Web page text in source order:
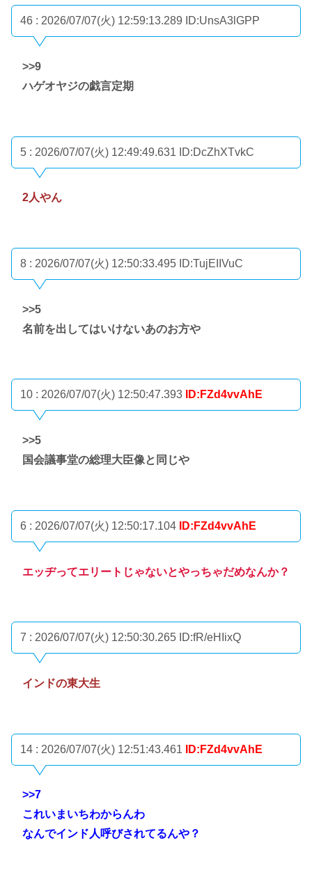
46 : 2026/07/07(火) 12:59:13.289 ID:UnsA3lGPP
>>9
ハゲオヤジの戯言定期
5 : 2026/07/07(火) 12:49:49.631 ID:DcZhXTvkC
2人やん
8 : 2026/07/07(火) 12:50:33.495 ID:TujEIIVuC
>>5
名前を出してはいけないあのお方や
10 : 2026/07/07(火) 12:50:47.393 ID:FZd4vvAhE
>>5
国会議事堂の総理大臣像と同じや
6 : 2026/07/07(火) 12:50:17.104 ID:FZd4vvAhE
エッヂってエリートじゃないとやっちゃだめなんか？
7 : 2026/07/07(火) 12:50:30.265 ID:fR/eHIixQ
インドの東大生
14 : 2026/07/07(火) 12:51:43.461 ID:FZd4vvAhE
>>7
これいまいちわからんわ
なんでインド人呼びされてるんや？